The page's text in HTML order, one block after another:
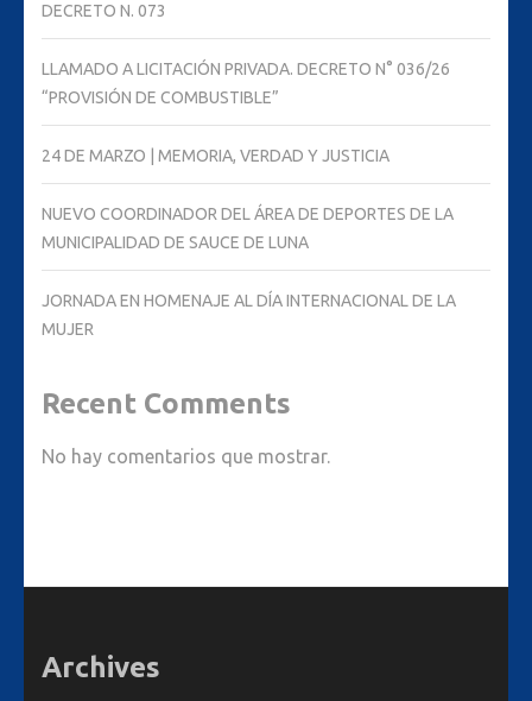
DECRETO N. 073
LLAMADO A LICITACIÓN PRIVADA. DECRETO N° 036/26
“PROVISIÓN DE COMBUSTIBLE”
24 DE MARZO | MEMORIA, VERDAD Y JUSTICIA
NUEVO COORDINADOR DEL ÁREA DE DEPORTES DE LA
MUNICIPALIDAD DE SAUCE DE LUNA
JORNADA EN HOMENAJE AL DÍA INTERNACIONAL DE LA
MUJER
Recent Comments
No hay comentarios que mostrar.
Archives